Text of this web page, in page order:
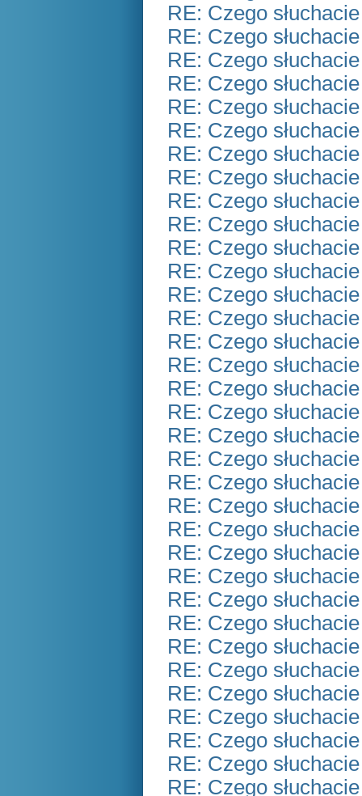
RE: Czego
RE: Czego
RE: Czego
RE: Czego
RE: Czego
RE: Czego
RE: Czego
RE: Czego
RE: Czego
RE: Czego
RE: Czego
RE: Czego
RE: Czego
RE: Czego
RE: Czego
RE: Czego
RE: Czego
RE: Czego
RE: Czego
RE: Czego
RE: Czego
RE: Czego
RE: Czego
RE: Czego
RE: Czego
RE: Czego
RE: Czego
RE: Czego
RE: Czego
RE: Czego
RE: Czego
RE: Czego
RE: Czego
RE: Czego